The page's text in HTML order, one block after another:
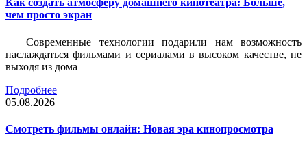
Как создать атмосферу домашнего кинотеатра: Больше,
чем просто экран
Современные технологии подарили нам возможность
наслаждаться фильмами и сериалами в высоком качестве, не
выходя из дома
Подробнее
05.08.2026
Смотреть фильмы онлайн: Новая эра кинопросмотра